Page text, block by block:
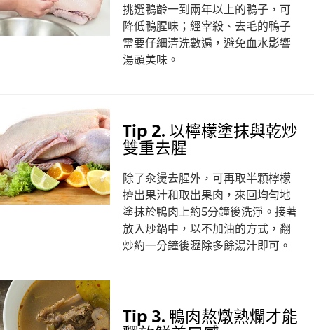
挑選鴨齡一到兩年以上的鴨子，可
降低鴨腥味；經宰殺、去毛的鴨子
需要仔細清洗數遍，避免血水影響
湯頭美味。
Tip 2. 以檸檬塗抹與乾炒
雙重去腥
除了汆燙去腥外，可再取半顆檸檬
擠出果汁和取出果肉，來回均勻地
塗抹於鴨肉上約5分鐘後洗淨。接著
放入炒鍋中，以不加油的方式，翻
炒約一分鐘後瀝除多餘湯汁即可。
Tip 3. 鴨肉熬燉熟爛才能